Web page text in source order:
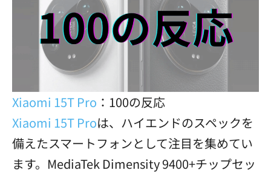
Xiaomi 15T Pro ：100の反応
Xiaomi 15T Proは、ハイエンドのスペックを
備えたスマートフォンとして注目を集めてい
ます。MediaTek Dimensity 9400+チップセッ